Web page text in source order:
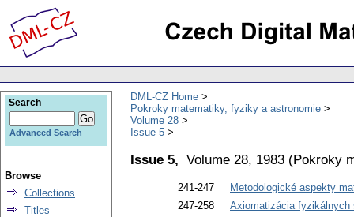
DML-CZ Home
Pokroky matematiky, fyziky a astronomie
Volume 28
Issue 5
Issue 5, Volume 28, 1983 (Pokroky
241-247
Metodologické aspekty
247-258
Axiomatizácia fyzikálnych
Search
Advanced Search
Browse
Collections
Titles